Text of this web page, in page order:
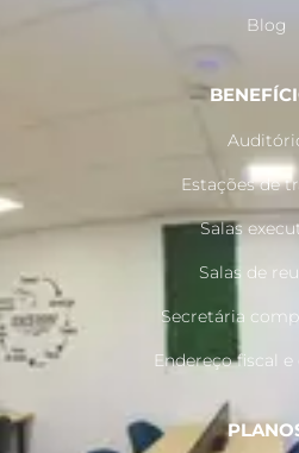
Blog
Estações de
Salas
Salas de
Secretária
Endereço fiscal